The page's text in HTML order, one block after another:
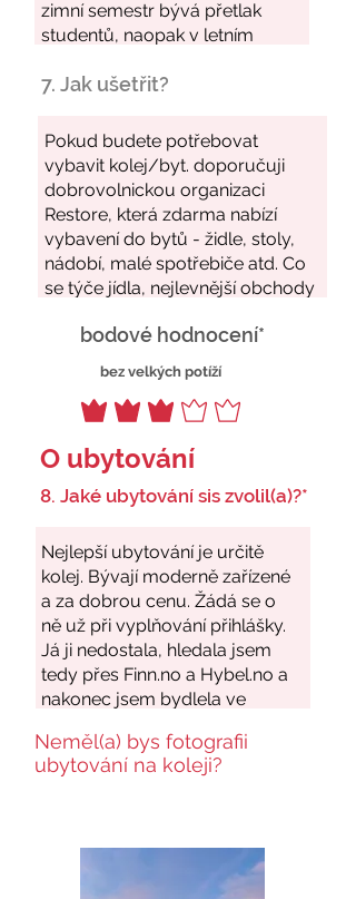
7. Jak ušetřit?
bodové hodnocení*
bez velkých potíží
O ubytování
8. Jaké ubytování sis zvolil(a)?*
Neměl(a) bys fotografii
ubytování na koleji?